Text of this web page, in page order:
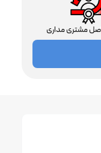
مشتری مداری